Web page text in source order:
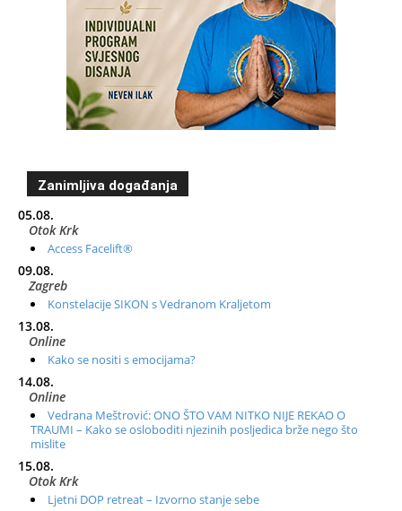
Zanimljiva događanja
05.08.
Otok Krk
Access Facelift®
09.08.
Zagreb
Konstelacije SIKON s Vedranom Kraljetom
13.08.
Online
Kako se nositi s emocijama?
14.08.
Online
Vedrana Meštrović: ONO ŠTO VAM NITKO NIJE REKAO O
TRAUMI – Kako se osloboditi njezinih posljedica brže nego što
mislite
15.08.
Otok Krk
Ljetni DOP retreat – Izvorno stanje sebe